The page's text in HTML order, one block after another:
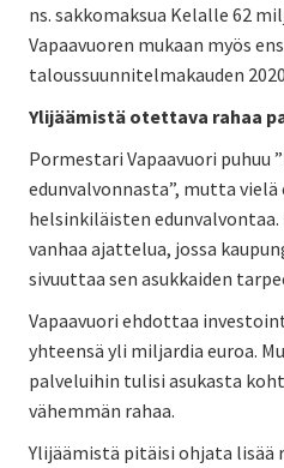
ns. sakkomaksua Kelalle 62
Vapaavuoren mukaan myös
taloussuunnitelmakauden
Ylijäämistä otettava rahaa
Pormestari Vapaavuori puhuu
edunvalvonnasta”, mutta
helsinkiläisten
vanhaa ajattelua, jossa
sivuuttaa sen asukkaiden
Vapaavuori ehdottaa
yhteensä yli miljardia euroa.
palveluihin tulisi asukasta
vähemmän rahaa.
Ylijäämistä pitäisi ohjata lisää